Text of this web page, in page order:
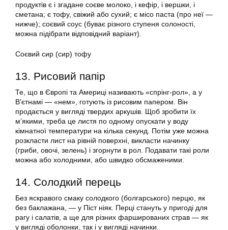
продуктів є і згадане соєве молоко, і кефір, і вершки, і
сметана; є тофу, свіжий або сухий; є місо паста (про неї —
нижче); соєвий соус (буває різного ступеня солоності,
можна підібрати відповідний варіант).
Соєвий сир (сир) тофу
13. Рисовий папір
Те, що в Європі та Америці називають «спрінг-рол», а у
В’єтнамі — «нем», готують із рисовим папером. Він
продається у вигляді твердих аркушів. Щоб зробити їх
м’якими, треба це листя по одному опускати у воду
кімнатної температури на кілька секунд. Потім уже можна
розкласти лист на рівній поверхні, викласти начинку
(гриби, овочі, зелень) і згорнути в рол. Подавати такі роли
можна або холодними, або швидко обсмаженими.
14. Солодкий перець
Без яскравого смаку солодкого (болгарського) перцю, як
без баклажана, — у Піст ніяк. Перці стануть у пригоді для
рагу і салатів, а ще для різних фаршированих страв — як
у вигляді оболонки, так і у вигляді начинки.